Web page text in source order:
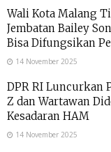
Wali Kota Malang
Jembatan Bailey
Bisa Difungsikan
14 November 2025
DPR RI Luncurkan
Z dan Wartawan
Kesadaran HAM
14 November 2025